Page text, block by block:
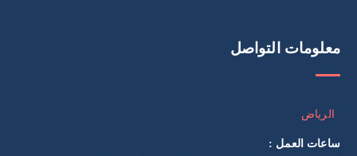
معلومات التواصل
الرياض
ساعات العمل :